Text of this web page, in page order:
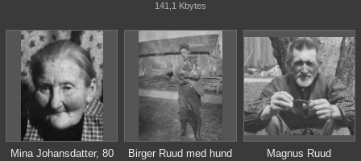
141,1 Kbytes
Mina Johansdatter, 80
Birger Ruud med hund Magnus Ruud